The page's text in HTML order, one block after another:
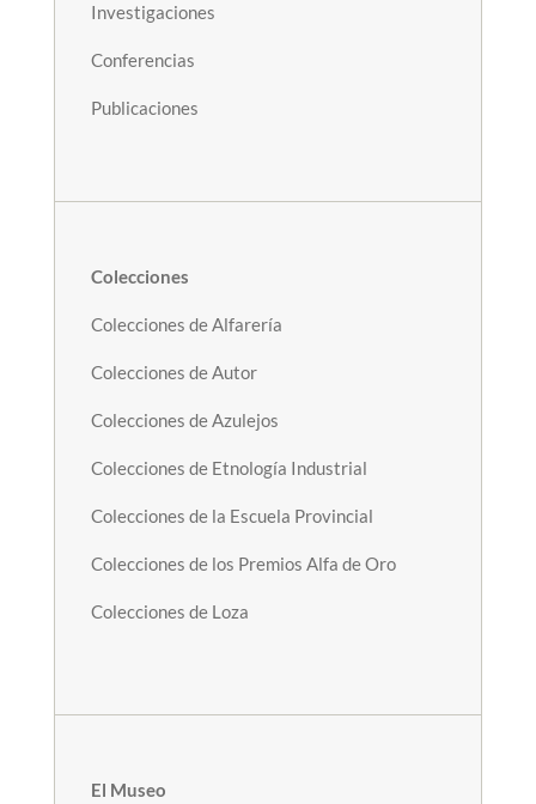
Investigaciones
Conferencias
Publicaciones
Colecciones
Colecciones de Alfarería
Colecciones de Autor
Colecciones de Azulejos
Colecciones de Etnología Industrial
Colecciones de la Escuela Provincial
Colecciones de los Premios Alfa de Oro
Colecciones de Loza
El Museo